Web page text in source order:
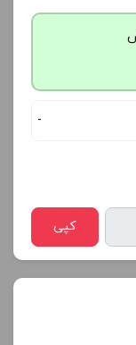
-
کپی